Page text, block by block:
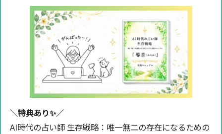
＼特典あり✨️／
AI時代の占い師 生存戦略：唯一無二の存在になるための